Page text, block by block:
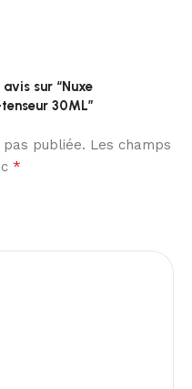
sur “Nuxe
30ML”
publiée. Les champs
*